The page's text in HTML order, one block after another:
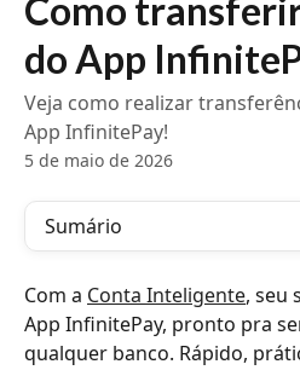
Como
do App
Veja como realizar
App InfinitePay!
5 de maio de 2026
Sumário
Com a Conta Inteligente, seu
App InfinitePay, pronto pra
qualquer banco. Rápido,